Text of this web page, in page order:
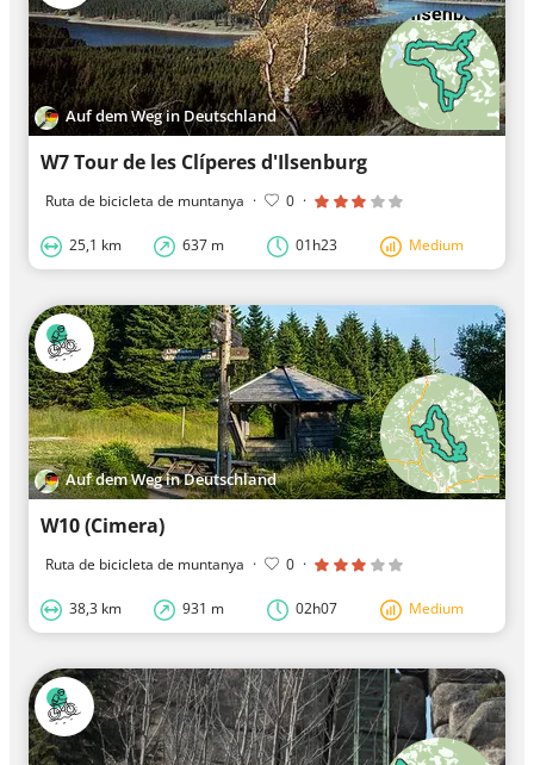
Auf dem Weg in Deutschland
W7 Tour de les Clíperes d'Ilsenburg
Ruta de bicicleta de muntanya · 0 ·
25,1 km 637 m 01h23 Medium
Auf dem Weg in Deutschland
W10 (Cimera)
Ruta de bicicleta de muntanya · 0 ·
38,3 km 931 m 02h07 Medium